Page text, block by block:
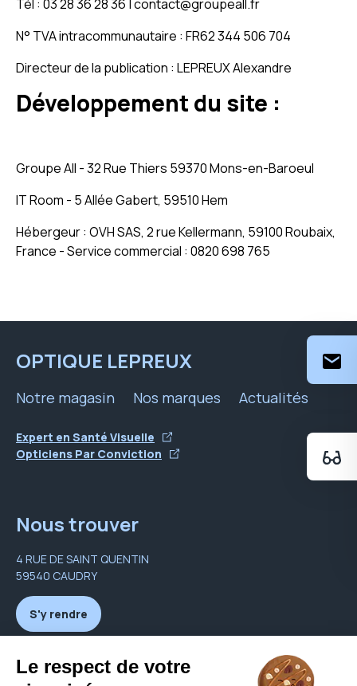
Tél : 03 28 36 28 36 | contact@groupeall.fr
N° TVA intracommunautaire : FR62 344 506 704
Directeur de la publication : LEPREUX Alexandre
Développement du site :
Groupe All - 32 Rue Thiers 59370 Mons-en-Baroeul
IT Room - 5 Allée Gabert, 59510 Hem
Hébergeur : OVH SAS, 2 rue Kellermann, 59100 Roubaix,
France - Service commercial : 0820 698 765
OPTIQUE LEPREUX
Notre magasin Nos marques Actualités
Expert en Santé Visuelle
Opticiens Par Conviction
Nous trouver
4 RUE DE SAINT QUENTIN
59540 CAUDRY
S'y rendre